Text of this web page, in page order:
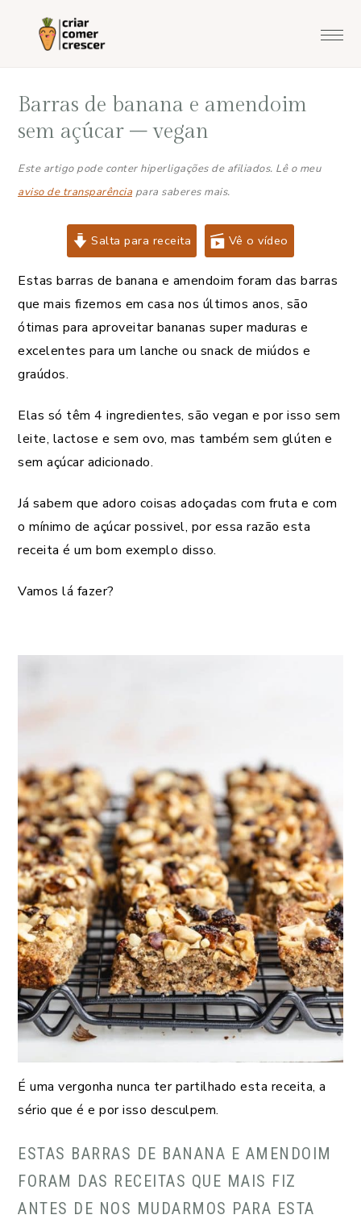
principal
lateral
principal
Barras de banana e amendoim
sem açúcar – vegan
Este artigo pode conter hiperligações de afiliados. Lê o meu
aviso de transparência para saberes mais.
Salta para receita Vê o vídeo
Estas barras de banana e amendoim foram das barras
que mais fizemos em casa nos últimos anos, são
ótimas para aproveitar bananas super maduras e
excelentes para um lanche ou snack de miúdos e
graúdos.
Elas só têm 4 ingredientes, são vegan e por isso sem
leite, lactose e sem ovo, mas também sem glúten e
sem açúcar adicionado.
Já sabem que adoro coisas adoçadas com fruta e com
o mínimo de açúcar possivel, por essa razão esta
receita é um bom exemplo disso.
Vamos lá fazer?
É uma vergonha nunca ter partilhado esta receita, a
sério que é e por isso desculpem.
ESTAS BARRAS DE BANANA E AMENDOIM
FORAM DAS RECEITAS QUE MAIS FIZ
ANTES DE NOS MUDARMOS PARA ESTA